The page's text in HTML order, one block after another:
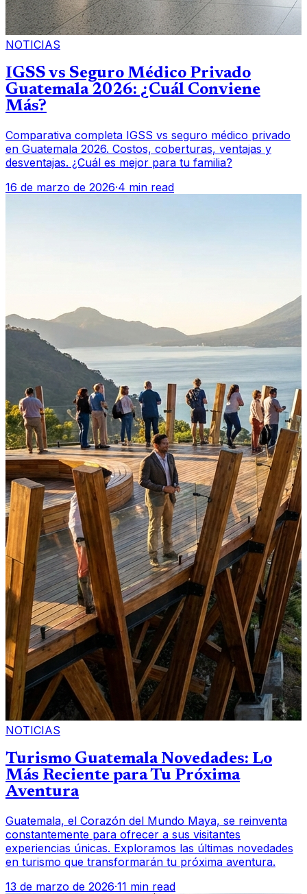
NOTICIAS
IGSS vs Seguro Médico Privado
Guatemala 2026: ¿Cuál Conviene
Más?
Comparativa completa IGSS vs seguro médico privado
en Guatemala 2026. Costos, coberturas, ventajas y
desventajas. ¿Cuál es mejor para tu familia?
16 de marzo de 2026·4 min read
NOTICIAS
Turismo Guatemala Novedades: Lo
Más Reciente para Tu Próxima
Aventura
Guatemala, el Corazón del Mundo Maya, se reinventa
constantemente para ofrecer a sus visitantes
experiencias únicas. Exploramos las últimas novedades
en turismo que transformarán tu próxima aventura.
13 de marzo de 2026·11 min read